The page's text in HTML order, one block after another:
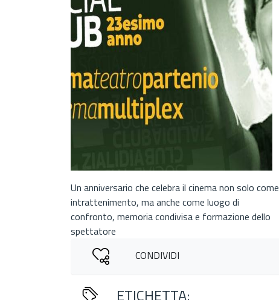
Un anniversario che celebra il cinema non solo come
intrattenimento, ma anche come luogo di
confronto, memoria condivisa e formazione dello
spettatore
CONDIVIDI
ETICHETTA: